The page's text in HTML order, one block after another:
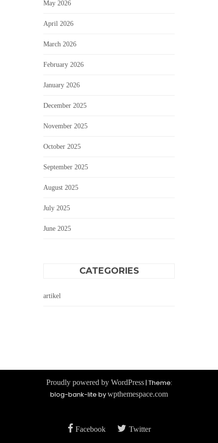
May 2026
April 2026
March 2026
February 2026
January 2026
December 2025
November 2025
October 2025
September 2025
August 2025
July 2025
June 2025
CATEGORIES
artikel
Proudly powered by WordPress | Theme:
blog-bank-lite bywpthemespace.com
Facebook Twitter